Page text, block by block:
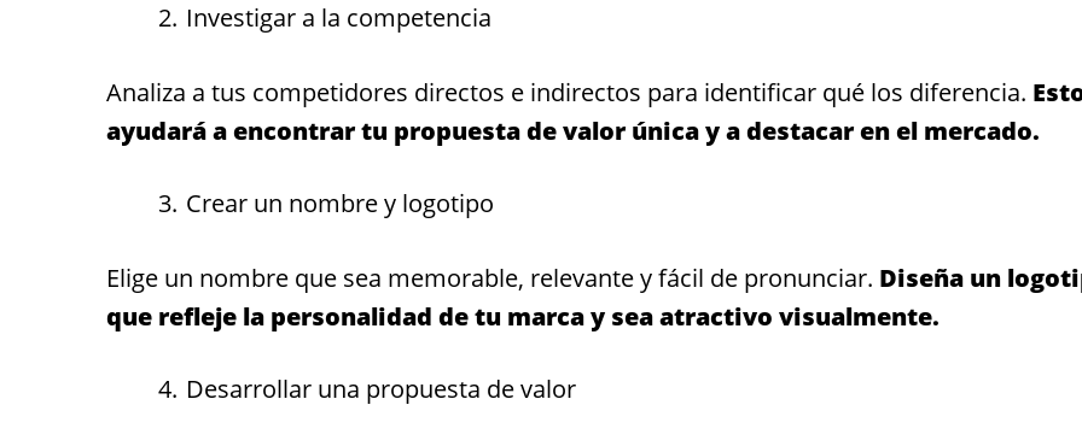
Investigar a la competencia
Analiza a tus competidores directos e indirectos para identificar qué los diferencia.
ayudará a encontrar tu propuesta de valor única y a destacar en el mercado.
Crear un nombre y logotipo
Elige un nombre que sea memorable, relevante y fácil de pronunciar. Diseña un
que refleje la personalidad de tu marca y sea atractivo visualmente.
Desarrollar una propuesta de valor